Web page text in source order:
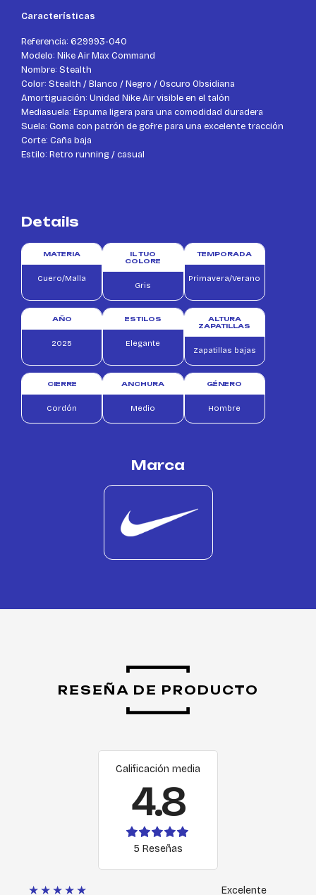
Características
Referencia: 629993-040
Modelo: Nike Air Max Command
Nombre: Stealth
Color: Stealth / Blanco / Negro / Oscuro Obsidiana
Amortiguación: Unidad Nike Air visible en el talón
Mediasuela: Espuma ligera para una comodidad duradera
Suela: Goma con patrón de gofre para una excelente tracción
Corte: Caña baja
Estilo: Retro running / casual
Details
MATERIA
Cuero/Malla
IL TUO
COLORE
Gris
TEMPORADA
Primavera/Verano
AÑO
2025
ESTILOS
Elegante
ALTURA
ZAPATILLAS
Zapatillas bajas
CIERRE
Cordón
ANCHURA
Medio
GÉNERO
Hombre
Marca
RESEÑA DE PRODUCTO
Calificación media
4.8
5 Reseñas
★★★★★ Excelente